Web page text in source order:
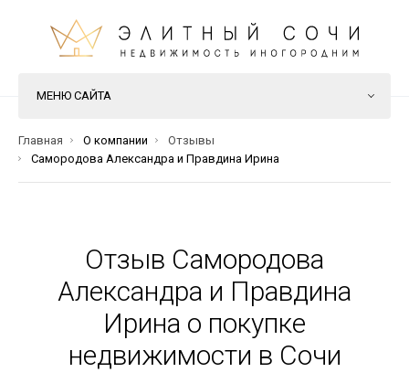
МЕНЮ САЙТА
Главная О компании
Отзывы
Самородова Александра и Правдина Ирина
Отзыв Самородова
Александра и Правдина
Ирина о покупке
недвижимости в Сочи